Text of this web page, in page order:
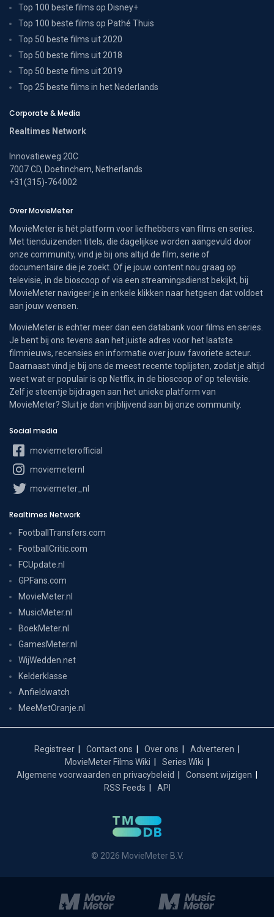
Top 100 beste films op Disney+
Top 100 beste films op Pathé Thuis
Top 50 beste films uit 2020
Top 50 beste films uit 2018
Top 50 beste films uit 2019
Top 25 beste films in het Nederlands
Corporate & Media
Realtimes Network
Innovatieweg 20C
7007 CD, Doetinchem, Netherlands
+31(315)-764002
Over MovieMeter
MovieMeter is hét platform voor liefhebbers van films en series.
Met tienduizenden titels, die dagelijkse worden aangevuld door
onze community, vind je bij ons altijd de film, serie of
documentaire die je zoekt. Of je jouw content nou graag op
televisie, in de bioscoop of via een streamingsdienst bekijkt, bij
MovieMeter navigeer je in enkele klikken naar hetgeen dat voldoet
aan jouw wensen.
MovieMeter is echter meer dan een databank voor films en series.
Je bent bij ons tevens aan het juiste adres voor het laatste
filmnieuws, recensies en informatie over jouw favoriete acteur.
Daarnaast vind je bij ons de meest recente toplijsten, zodat je altijd
weet wat er populair is op Netflix, in de bioscoop of op televisie.
Zelf je steentje bijdragen aan het unieke platform van
MovieMeter? Sluit je dan vrijblijvend aan bij onze community.
Social media
moviemeterofficial
moviemeternl
moviemeter_nl
Realtimes Network
FootballTransfers.com
FootballCritic.com
FCUpdate.nl
GPFans.com
MovieMeter.nl
MusicMeter.nl
BoekMeter.nl
GamesMeter.nl
WijWedden.net
Kelderklasse
Anfieldwatch
MeeMetOranje.nl
Registreer Contact ons Over ons
Adverteren
MovieMeter Films Wiki
Series Wiki
Algemene voorwaarden en privacybeleid
Consent wijzigen
RSS Feeds
API
© 2026 MovieMeter B.V.